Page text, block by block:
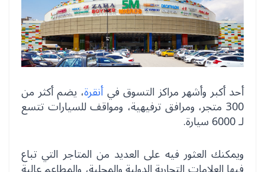
أحد أكبر وأشهر مراكز التسوق فيأنقرة، يضم أكثر من
300 متجر، ومرافق ترفيهية، ومواقف للسيارات تتسع
لـ 6000 سيارة.
ويمكنك العثور فيه على العديد من المتاجر التي تباع